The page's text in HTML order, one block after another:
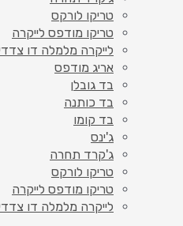
טריקו לורקס
טריקו מודפס לייקרה
לייקרה מלמלה דו צדדי
אריג מודפס
בד גובלן
בד כותנה
בד קומו
ג'ינס
ג'קרד תחרה
טריקו לורקס
טריקו מודפס לייקרה
לייקרה מלמלה דו צדדי